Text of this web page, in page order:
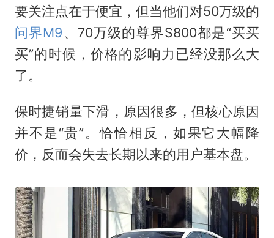
要关注点在于便宜，但当他们对50万级的
问界M9、70万级的尊界S800都是“买买
买”的时候，价格的影响力已经没那么大
了。
保时捷销量下滑，原因很多，但核心原因
并不是“贵”。恰恰相反，如果它大幅降
价，反而会失去长期以来的用户基本盘。